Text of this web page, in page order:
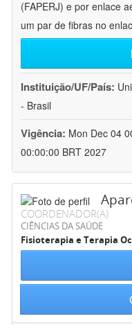
(FAPERJ) e por enlace
um par de fibras no
Instituição/UF/País:
- Brasil
Vigência: Mon Dec 04
00:00:00 BRT 2027
COORDENADOR(A)
CIÊNCIAS DA SAÚDE
Fisioterapia e Terapia